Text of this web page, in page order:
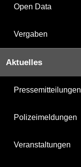
Open Data
Vergaben
Aktuelles
Pressemitteilungen
Polizeimeldungen
Veranstaltungen